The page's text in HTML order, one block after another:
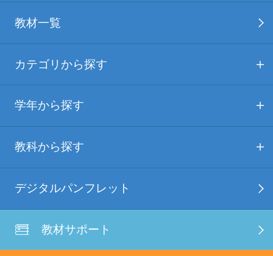
教材一覧
カテゴリから探す
学年から探す
教科から探す
デジタルパンフレット
教材サポート